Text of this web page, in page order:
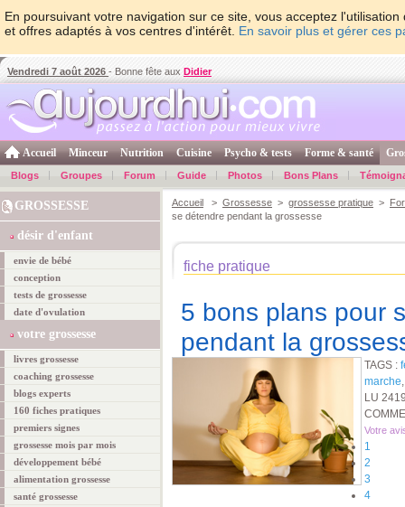
En poursuivant votre navigation sur ce site, vous acceptez
et offres adaptés à vos centres d'intérêt. En savoir plus et gérer ces
Vendredi 7 août 2026 - Bonne fête aux Didier
Accueil Minceur Nutrition Cuisine Psycho & tests Forme & santé
Blogs Groupes Forum Guide Photos Bons Plans
GROSSESSE
désir d'enfant
envie de bébé
conception
tests de grossesse
date d'ovulation
votre grossesse
livres grossesse
coaching grossesse
blogs experts
160 fiches pratiques
premiers signes
grossesse mois par mois
développement bébé
alimentation grossesse
santé grossesse
Accueil > Grossesse > grossesse pratique >
se détendre pendant la grossesse
fiche pratique
5 bons plans pour
pendant la
TAGS :
marche
LU
Votre
1
2
3
4